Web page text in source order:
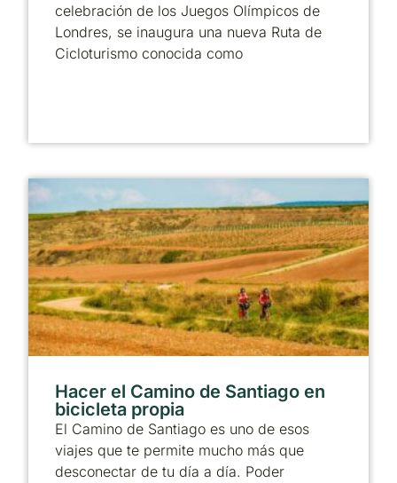
celebración de los Juegos Olímpicos de
Londres, se inaugura una nueva Ruta de
Cicloturismo conocida como
Hacer el Camino de Santiago en
bicicleta propia
El Camino de Santiago es uno de esos
viajes que te permite mucho más que
desconectar de tu día a día. Poder